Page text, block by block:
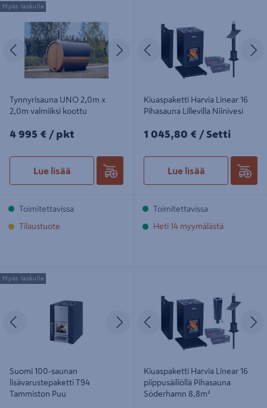
valmiiksi koottu
Edellinen Seuraava
Tynnyrisauna UNO 2,0m x
2,0m valmiiksi koottu
4995€/pkt
4 995 € / pkt
Lue lisää
Myös laskulla
Toimitettavissa
Tilaustuote
Kiuaspaketti Harvia Linear 16
Pihasauna Lillevilla Niinivesi
1045,80€/Setti
1 045,80 € / Setti
Lue lisää
Toimitettavissa
Heti 14 myymälästä
Suomi 100-saunan
lisävarustepaketti T94 Tammiston
Seuraava
Suomi 100-saunan
lisävarustepaketti T94
Tammiston Puu
Myös laskulla
Kiuaspaketti Harvia Linear 16
piippusäiliöllä Pihasauna
Söderhamn 8,8m²